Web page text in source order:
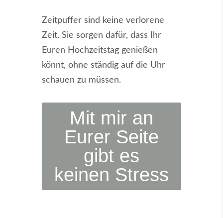
Zeitpuffer sind keine verlorene
Zeit. Sie sorgen dafür, dass Ihr
Euren Hochzeitstag genießen
könnt, ohne ständig auf die Uhr
schauen zu müssen.
Mit mir an
Eurer Seite
gibt es
keinen Stress